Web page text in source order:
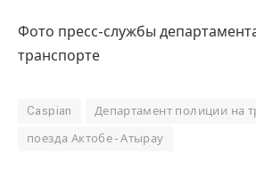
Фото пресс-службы
транспорте
Caspian Департамент полиции на
поезда Актобе - Атырау